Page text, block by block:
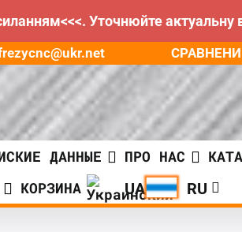
Уточнюйте
ДАННЫЕ ПРО НАС
КОРЗИНА